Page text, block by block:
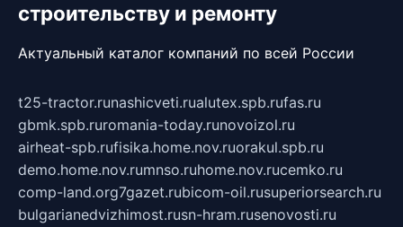
строительству и ремонту
Актуальный каталог компаний по всей России
t25-tractor.runashicveti.rualutex.spb.rufas.ru
gbmk.spb.ruromania-today.runovoizol.ru
airheat-spb.rufisika.home.nov.ruorakul.spb.ru
demo.home.nov.rumnso.ruhome.nov.rucemko.ru
comp-land.org7gazet.rubicom-oil.rusuperiorsearch.ru
bulgarianedvizhimost.rusn-hram.rusenovosti.ru